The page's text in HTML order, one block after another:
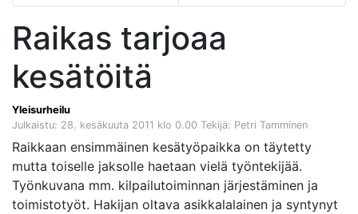
Raikas tarjoaa
kesätöitä
Yleisurheilu
Julkaistu: 28. kesäkuuta 2011 klo 0.00 Tekijä: Petri Tamminen
Raikkaan ensimmäinen kesätyöpaikka on täytetty
mutta toiselle jaksolle haetaan vielä työntekijää.
Työnkuvana mm. kilpailutoiminnan järjestäminen ja
toimistotyöt. Hakijan oltava asikkalalainen ja syntynyt